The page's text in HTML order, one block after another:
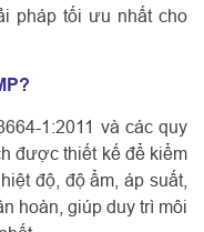
pháp tối ưu nhất cho
1:2011 và các quy
được thiết kế để kiểm
độ, độ ẩm, áp suất,
hoàn, giúp duy trì môi